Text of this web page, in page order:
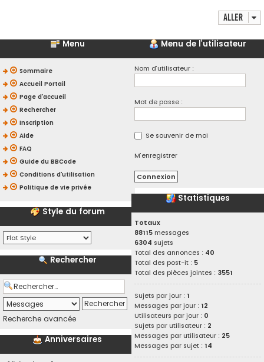
Aller
Menu
Sommaire
Accueil Portail
Page d’accueil
Rechercher
Inscription
Aide
FAQ
Guide du BBCode
Conditions d’utilisation
Politique de vie privée
Style du forum
Rechercher
Recherche avancée
Anniversaires
Menu de l’utilisateur
Nom d’utilisateur :
Mot de passe :
Se souvenir de moi
M’enregistrer
Statistiques
Totaux
88115 messages
6304 sujets
Total des annonces : 40
Total des post-it : 5
Total des pièces jointes : 3551
Sujets par jour :1
Messages par jour :12
Utilisateurs par jour : 0
Sujets par utilisateur : 2
Messages par utilisateur : 25
Messages par sujet :14